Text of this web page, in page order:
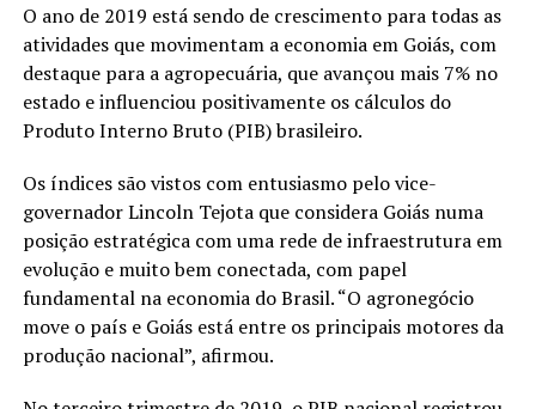
O ano de 2019 está sendo de crescimento para todas as
atividades que movimentam a economia em Goiás, com
destaque para a agropecuária, que avançou mais 7% no
estado e influenciou positivamente os cálculos do
Produto Interno Bruto (PIB) brasileiro.
Os índices são vistos com entusiasmo pelo vice-
governador Lincoln Tejota que considera Goiás numa
posição estratégica com uma rede de infraestrutura em
evolução e muito bem conectada, com papel
fundamental na economia do Brasil. “O agronegócio
move o país e Goiás está entre os principais motores da
produção nacional”, afirmou.